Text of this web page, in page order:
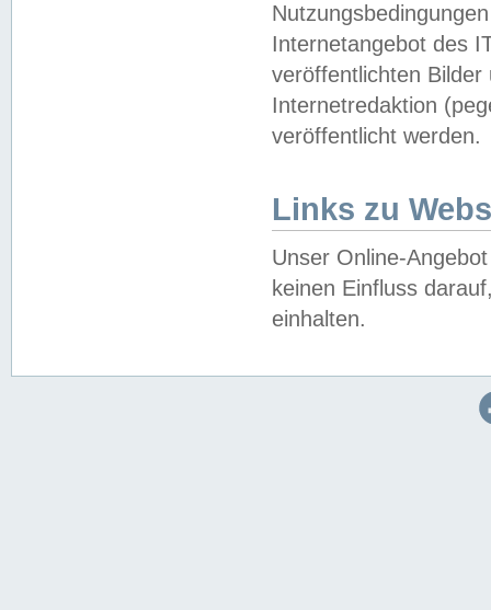
Internetangebot des
veröffentlichten
Internetredaktion
veröffentlicht werden.
Links zu
Unser Online-
keinen Einfluss
einhalten.